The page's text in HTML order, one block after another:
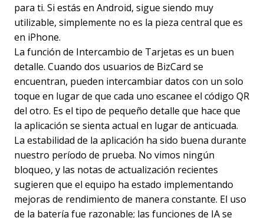
para ti. Si estás en Android, sigue siendo muy
utilizable, simplemente no es la pieza central que es
en iPhone.
La función de Intercambio de Tarjetas es un buen
detalle. Cuando dos usuarios de BizCard se
encuentran, pueden intercambiar datos con un solo
toque en lugar de que cada uno escanee el código QR
del otro. Es el tipo de pequeño detalle que hace que
la aplicación se sienta actual en lugar de anticuada.
La estabilidad de la aplicación ha sido buena durante
nuestro período de prueba. No vimos ningún
bloqueo, y las notas de actualización recientes
sugieren que el equipo ha estado implementando
mejoras de rendimiento de manera constante. El uso
de la batería fue razonable; las funciones de IA se